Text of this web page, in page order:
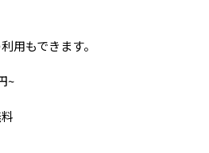
用もできます。
~